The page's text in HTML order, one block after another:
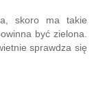
skoro ma takie
być zielona.
sprawdza się